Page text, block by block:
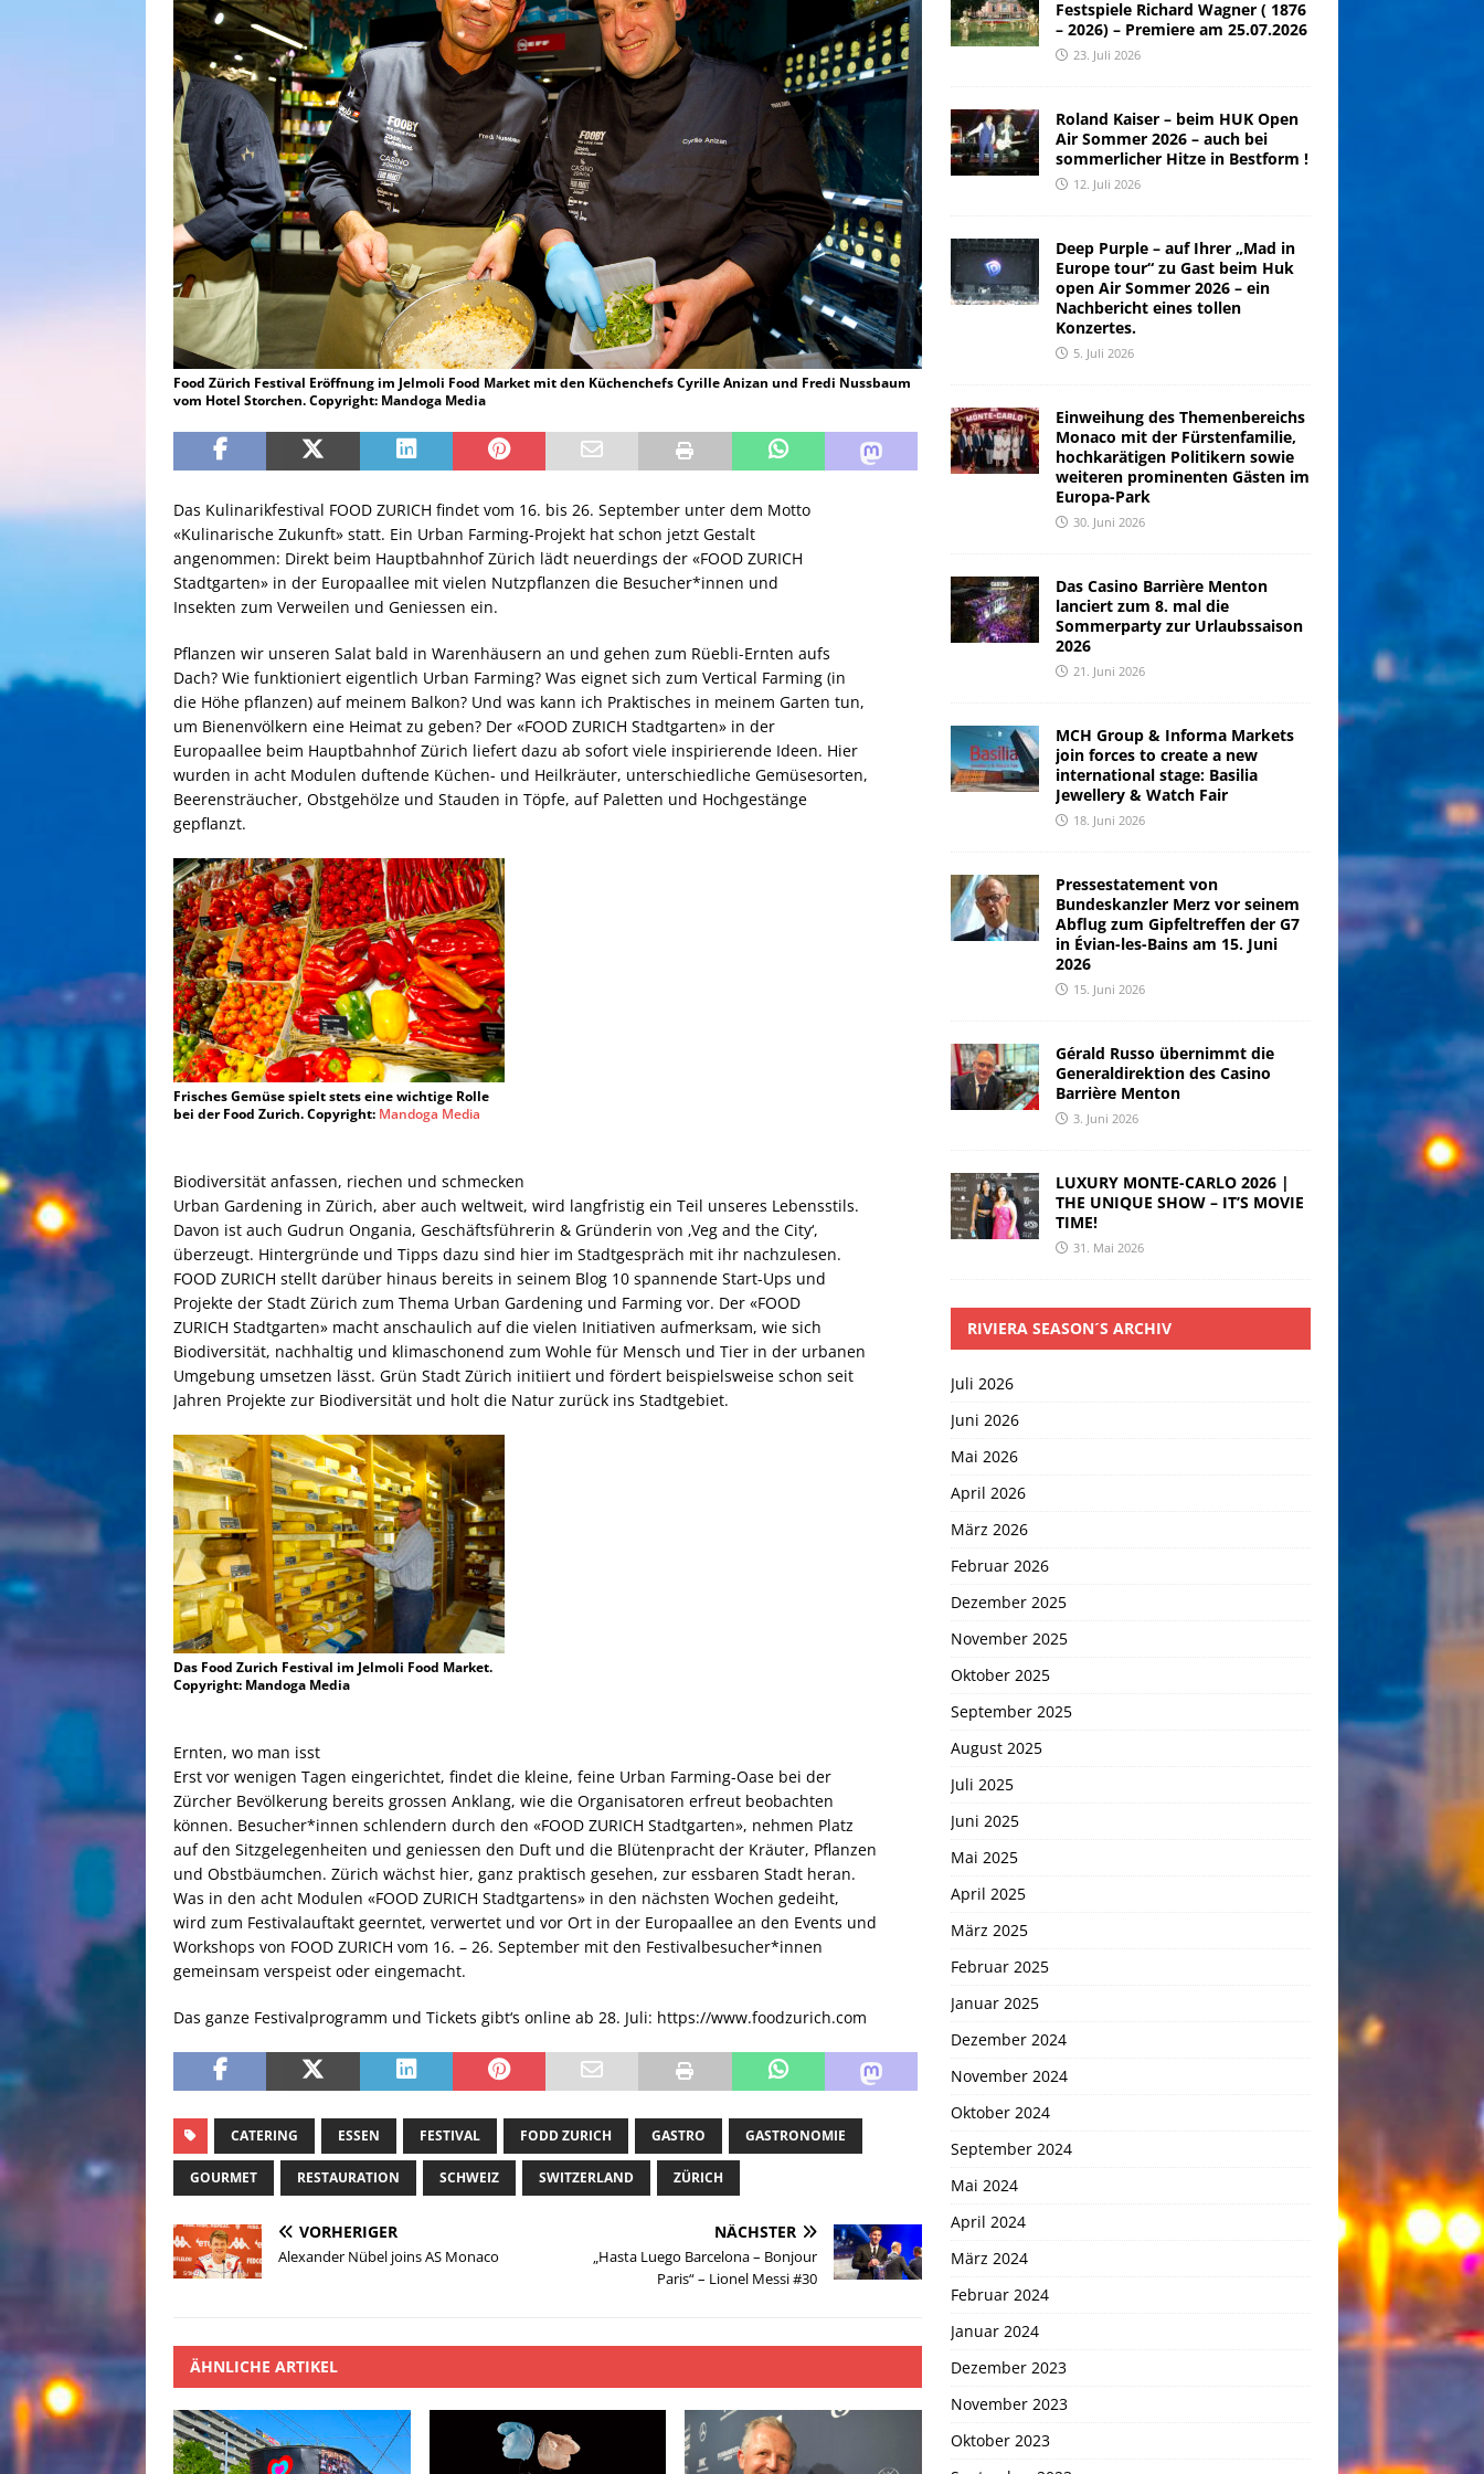
Food Zürich Festival Eröffnung im Jelmoli Food Market mit den Küchenchefs Cyrille Anizan und Fredi Nussbaum
vom Hotel Storchen. Copyright: Mandoga Media
Das Kulinarikfestival FOOD ZURICH findet vom 16. bis 26. September unter dem Motto
«Kulinarische Zukunft» statt. Ein Urban Farming-Projekt hat schon jetzt Gestalt
angenommen: Direkt beim Hauptbahnhof Zürich lädt neuerdings der «FOOD ZURICH
Stadtgarten» in der Europaallee mit vielen Nutzpflanzen die Besucher*innen und
Insekten zum Verweilen und Geniessen ein.
Pflanzen wir unseren Salat bald in Warenhäusern an und gehen zum Rüebli-Ernten aufs
Dach? Wie funktioniert eigentlich Urban Farming? Was eignet sich zum Vertical Farming (in
die Höhe pflanzen) auf meinem Balkon? Und was kann ich Praktisches in meinem Garten tun,
um Bienenvölkern eine Heimat zu geben? Der «FOOD ZURICH Stadtgarten» in der
Europaallee beim Hauptbahnhof Zürich liefert dazu ab sofort viele inspirierende Ideen. Hier
wurden in acht Modulen duftende Küchen- und Heilkräuter, unterschiedliche Gemüsesorten,
Beerensträucher, Obstgehölze und Stauden in Töpfe, auf Paletten und Hochgestänge
gepflanzt.
Frisches Gemüse spielt stets eine wichtige Rolle
bei der Food Zurich. Copyright: Mandoga Media
Biodiversität anfassen, riechen und schmecken
Urban Gardening in Zürich, aber auch weltweit, wird langfristig ein Teil unseres Lebensstils.
Davon ist auch Gudrun Ongania, Geschäftsführerin & Gründerin von ‚Veg and the City‘,
überzeugt. Hintergründe und Tipps dazu sind hier im Stadtgespräch mit ihr nachzulesen.
FOOD ZURICH stellt darüber hinaus bereits in seinem Blog 10 spannende Start-Ups und
Projekte der Stadt Zürich zum Thema Urban Gardening und Farming vor. Der «FOOD
ZURICH Stadtgarten» macht anschaulich auf die vielen Initiativen aufmerksam, wie sich
Biodiversität, nachhaltig und klimaschonend zum Wohle für Mensch und Tier in der urbanen
Umgebung umsetzen lässt. Grün Stadt Zürich initiiert und fördert beispielsweise schon seit
Jahren Projekte zur Biodiversität und holt die Natur zurück ins Stadtgebiet.
Das Food Zurich Festival im Jelmoli Food Market.
Copyright: Mandoga Media
Ernten, wo man isst
Erst vor wenigen Tagen eingerichtet, findet die kleine, feine Urban Farming-Oase bei der
Zürcher Bevölkerung bereits grossen Anklang, wie die Organisatoren erfreut beobachten
können. Besucher*innen schlendern durch den «FOOD ZURICH Stadtgarten», nehmen Platz
auf den Sitzgelegenheiten und geniessen den Duft und die Blütenpracht der Kräuter, Pflanzen
und Obstbäumchen. Zürich wächst hier, ganz praktisch gesehen, zur essbaren Stadt heran.
Was in den acht Modulen «FOOD ZURICH Stadtgartens» in den nächsten Wochen gedeiht,
wird zum Festivalauftakt geerntet, verwertet und vor Ort in der Europaallee an den Events und
Workshops von FOOD ZURICH vom 16. – 26. September mit den Festivalbesucher*innen
gemeinsam verspeist oder eingemacht.
Das ganze Festivalprogramm und Tickets gibt‘s online ab 28. Juli: https://www.foodzurich.com
CATERING ESSEN FESTIVAL FODD ZURICH GASTRO GASTRONOMIE
GOURMET RESTAURATION SCHWEIZ SWITZERLAND ZÜRICH
VORHERIGER
Alexander Nübel joins AS Monaco
NÄCHSTER
„Hasta Luego Barcelona – Bonjour
Paris“ – Lionel Messi #30
ÄHNLICHE ARTIKEL
Festspiele Richard Wagner ( 1876
– 2026) – Premiere am 25.07.2026
23. Juli 2026
Roland Kaiser – beim HUK Open
Air Sommer 2026 – auch bei
sommerlicher Hitze in Bestform !
12. Juli 2026
Deep Purple – auf Ihrer „Mad in
Europe tour“ zu Gast beim Huk
open Air Sommer 2026 – ein
Nachbericht eines tollen
Konzertes.
5. Juli 2026
Einweihung des Themenbereichs
Monaco mit der Fürstenfamilie,
hochkarätigen Politikern sowie
weiteren prominenten Gästen im
Europa-Park
30. Juni 2026
Das Casino Barrière Menton
lanciert zum 8. mal die
Sommerparty zur Urlaubssaison
2026
21. Juni 2026
MCH Group & Informa Markets
join forces to create a new
international stage: Basilia
Jewellery & Watch Fair
18. Juni 2026
Pressestatement von
Bundeskanzler Merz vor seinem
Abflug zum Gipfeltreffen der G7
in Évian-les-Bains am 15. Juni
2026
15. Juni 2026
Gérald Russo übernimmt die
Generaldirektion des Casino
Barrière Menton
3. Juni 2026
LUXURY MONTE-CARLO 2026 |
THE UNIQUE SHOW – IT’S MOVIE
TIME!
31. Mai 2026
RIVIERA SEASON´S ARCHIV
Juli 2026
Juni 2026
Mai 2026
April 2026
März 2026
Februar 2026
Dezember 2025
November 2025
Oktober 2025
September 2025
August 2025
Juli 2025
Juni 2025
Mai 2025
April 2025
März 2025
Februar 2025
Januar 2025
Dezember 2024
November 2024
Oktober 2024
September 2024
Mai 2024
April 2024
März 2024
Februar 2024
Januar 2024
Dezember 2023
November 2023
Oktober 2023